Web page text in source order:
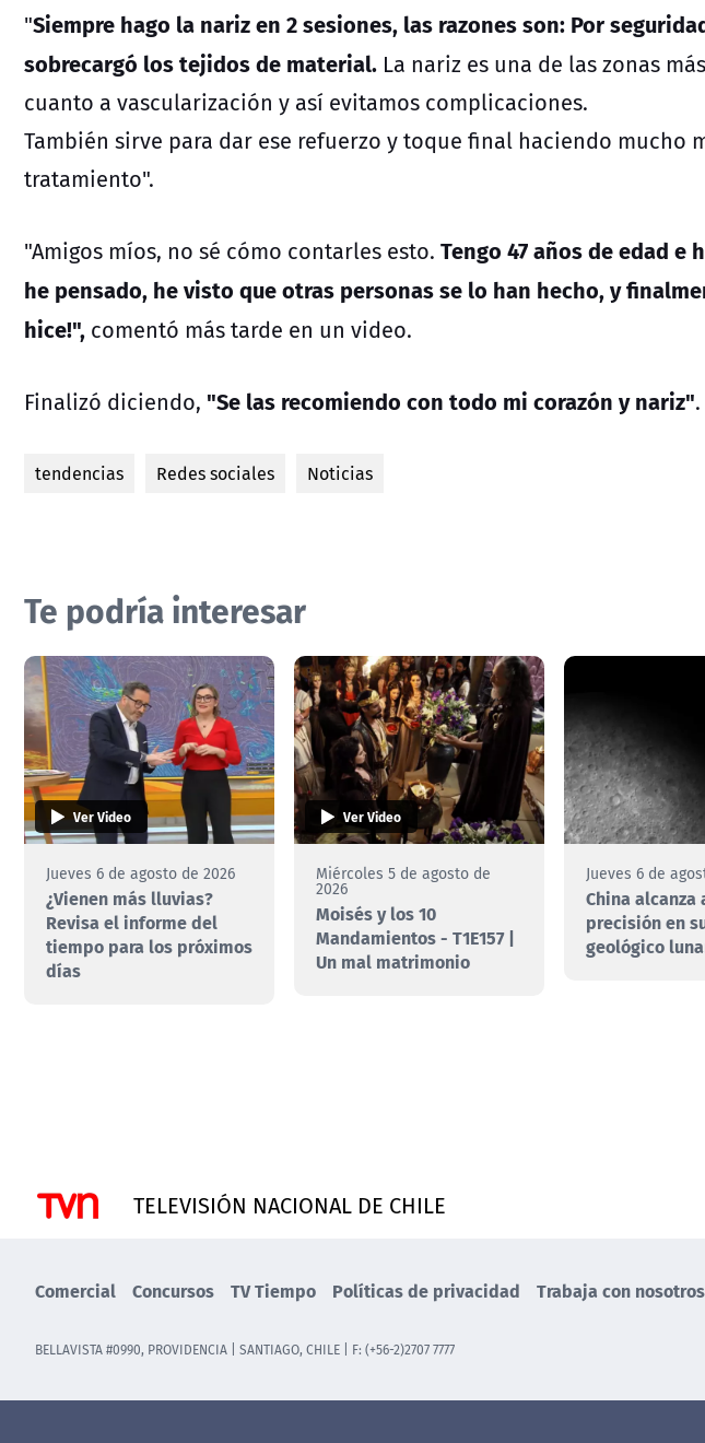
"Siempre hago la nariz en 2 sesiones, las razones son: Por
sobrecargó los tejidos de material. La nariz es una de las zonas
cuanto a vascularización y así evitamos complicaciones.
También sirve para dar ese refuerzo y toque final haciendo mucho
tratamiento".
"Amigos míos, no sé cómo contarles esto. Tengo 47 años de edad e
he pensado, he visto que otras personas se lo han hecho, y
hice!", comentó más tarde en un video.
Finalizó diciendo, "Se las recomiendo con todo mi corazón y nariz".
tendencias Redes sociales Noticias
Te podría interesar
Ver Video
Jueves 6 de agosto de 2026
¿Vienen más lluvias?
Revisa el informe del
tiempo para los próximos
días
Ver Video
Miércoles 5 de agosto de
2026
Moisés y los 10
Mandamientos - T1E157 |
Un mal matrimonio
Jueves 6 de
China alcanza
precisión en
geológico
TELEVISIÓN NACIONAL DE CHILE
Comercial Concursos TV Tiempo Políticas de privacidad Trabaja con nosotros
BELLAVISTA #0990, PROVIDENCIA | SANTIAGO, CHILE | F: (+56-2)2707 7777